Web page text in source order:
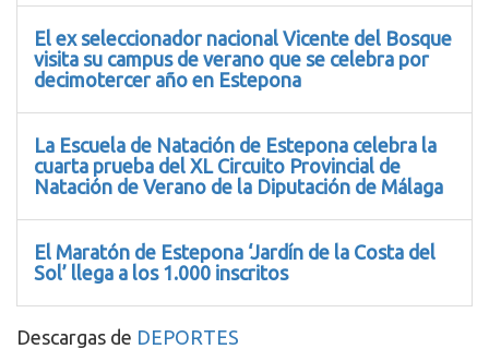
El ex seleccionador nacional Vicente del Bosque
visita su campus de verano que se celebra por
decimotercer año en Estepona
La Escuela de Natación de Estepona celebra la
cuarta prueba del XL Circuito Provincial de
Natación de Verano de la Diputación de Málaga
El Maratón de Estepona ‘Jardín de la Costa del
Sol’ llega a los 1.000 inscritos
Descargas de DEPORTES